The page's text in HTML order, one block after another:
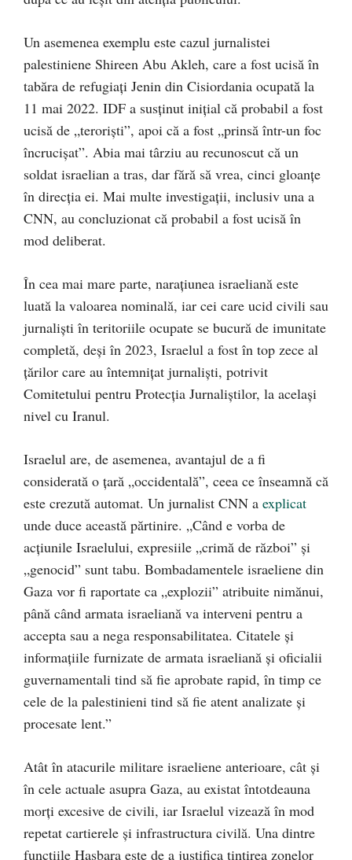
Un asemenea exemplu este cazul jurnalistei
palestiniene Shireen Abu Akleh, care a fost ucisă în
tabăra de refugiați Jenin din Cisiordania ocupată la
11 mai 2022. IDF a susținut inițial că probabil a fost
ucisă de „teroriști”, apoi că a fost „prinsă într-un foc
încrucișat”. Abia mai târziu au recunoscut că un
soldat israelian a tras, dar fără să vrea, cinci gloanțe
în direcția ei. Mai multe investigații, inclusiv una a
CNN, au concluzionat că probabil a fost ucisă în
mod deliberat.
În cea mai mare parte, narațiunea israeliană este
luată la valoarea nominală, iar cei care ucid civili sau
jurnaliști în teritoriile ocupate se bucură de imunitate
completă, deși în 2023, Israelul a fost în top zece al
țărilor care au întemnițat jurnaliști, potrivit
Comitetului pentru Protecția Jurnaliștilor, la același
nivel cu Iranul.
Israelul are, de asemenea, avantajul de a fi
considerată o țară „occidentală”, ceea ce înseamnă că
este crezută automat. Un jurnalist CNN a explicat
unde duce această părtinire. „Când e vorba de
acțiunile Israelului, expresiile „crimă de război” și
„genocid” sunt tabu. Bombadamentele israeliene din
Gaza vor fi raportate ca „explozii” atribuite nimănui,
până când armata israeliană va interveni pentru a
accepta sau a nega responsabilitatea. Citatele și
informațiile furnizate de armata israeliană și oficialii
guvernamentali tind să fie aprobate rapid, în timp ce
cele de la palestinieni tind să fie atent analizate și
procesate lent.”
Atât în ​​atacurile militare israeliene anterioare, cât și
în cele actuale asupra Gaza, au existat întotdeauna
morți excesive de civili, iar Israelul vizează în mod
repetat cartierele și infrastructura civilă. Una dintre
funcțiile Hasbara este de a justifica țintirea zonelor